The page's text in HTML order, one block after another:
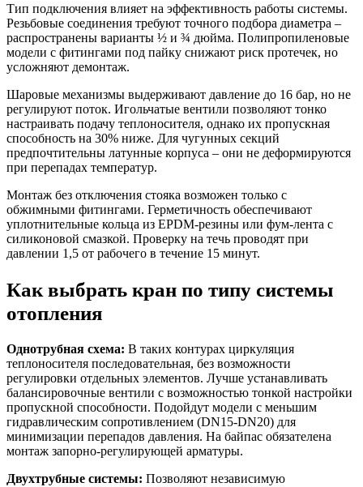
Тип подключения влияет на эффективность работы системы.
Резьбовые соединения требуют точного подбора диаметра –
распространены варианты ½ и ¾ дюйма. Полипропиленовые
модели с фитингами под пайку снижают риск протечек, но
усложняют демонтаж.
Шаровые механизмы выдерживают давление до 16 бар, но не
регулируют поток. Игольчатые вентили позволяют тонко
настраивать подачу теплоносителя, однако их пропускная
способность на 30% ниже. Для чугунных секций
предпочтительны латунные корпуса – они не деформируются
при перепадах температур.
Монтаж без отключения стояка возможен только с
обжимными фитингами. Герметичность обеспечивают
уплотнительные кольца из EPDM-резины или фум-лента с
силиконовой смазкой. Проверку на течь проводят при
давлении 1,5 от рабочего в течение 15 минут.
Как выбрать кран по типу системы
отопления
Однотрубная схема: В таких контурах циркуляция
теплоносителя последовательная, без возможности
регулировки отдельных элементов. Лучше устанавливать
балансировочные вентили с возможностью тонкой настройки
пропускной способности. Подойдут модели с меньшим
гидравлическим сопротивлением (DN15-DN20) для
минимизации перепадов давления. На байпас обязателена
монтаж запорно-регулирующей арматуры.
Двухтрубные системы: Позволяют независимую